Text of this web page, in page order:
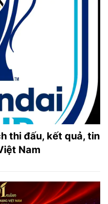
thi đấu, kết quả, tin
Nam